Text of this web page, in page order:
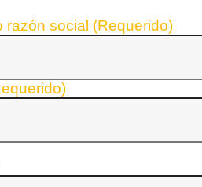
razón social (Requerido)